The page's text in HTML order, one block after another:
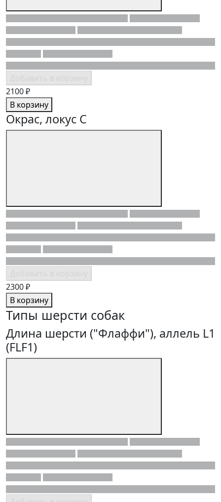
2100 ₽
В корзину
Окрас, локус C
2300 ₽
В корзину
Типы шерсти собак
Длина шерсти ("Флаффи"), аллель L1
(FLF1)